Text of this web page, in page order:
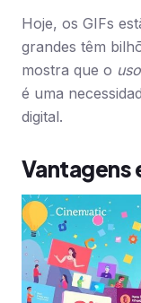
Hoje, os GIFs
grandes têm
mostra que o
é uma
digital.
Vantagens